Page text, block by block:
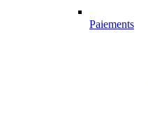
Paiements